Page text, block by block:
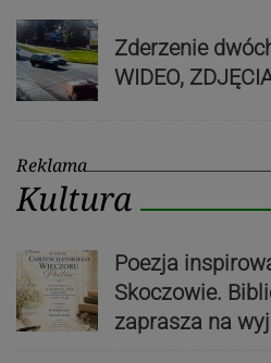
Zderzenie
WIDEO,
Reklama
Kultura
Poezja
Skoczowie.
zaprasza na